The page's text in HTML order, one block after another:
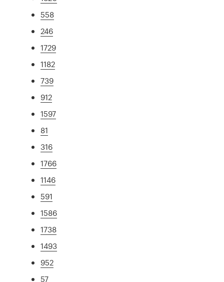
558
246
1729
1182
739
912
1597
81
316
1766
1146
591
1586
1738
1493
952
57